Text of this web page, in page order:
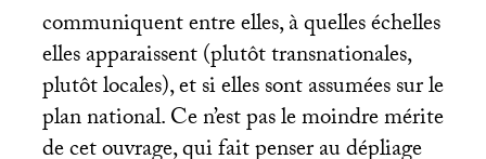
communiquent entre elles, à quelles échelles
elles apparaissent (plutôt transnationales,
plutôt locales), et si elles sont assumées sur le
plan national. Ce n’est pas le moindre mérite